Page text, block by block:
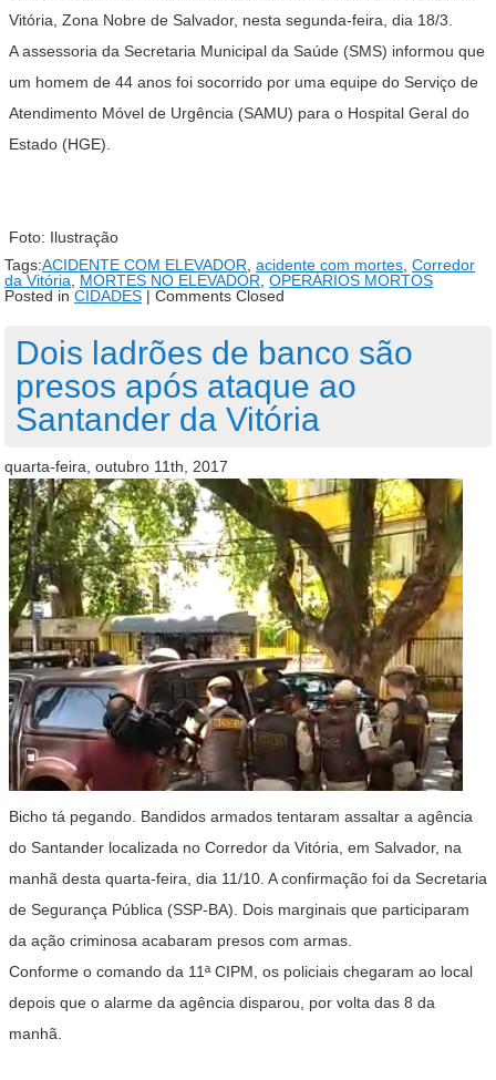
Vitória, Zona Nobre de Salvador, nesta segunda-feira, dia 18/3.
A assessoria da Secretaria Municipal da Saúde (SMS) informou que
um homem de 44 anos foi socorrido por uma equipe do Serviço de
Atendimento Móvel de Urgência (SAMU) para o Hospital Geral do
Estado (HGE).
Foto: Ilustração
Tags:ACIDENTE COM ELEVADOR, acidente com mortes, Corredor
da Vitória, MORTES NO ELEVADOR, OPERÁRIOS MORTOS
Posted in CIDADES | Comments Closed
Dois ladrões de banco são
presos após ataque ao
Santander da Vitória
quarta-feira, outubro 11th, 2017
Bicho tá pegando. Bandidos armados tentaram assaltar a agência
do Santander localizada no Corredor da Vitória, em Salvador, na
manhã desta quarta-feira, dia 11/10. A confirmação foi da Secretaria
de Segurança Pública (SSP-BA). Dois marginais que participaram
da ação criminosa acabaram presos com armas.
Conforme o comando da 11ª CIPM, os policiais chegaram ao local
depois que o alarme da agência disparou, por volta das 8 da
manhã.